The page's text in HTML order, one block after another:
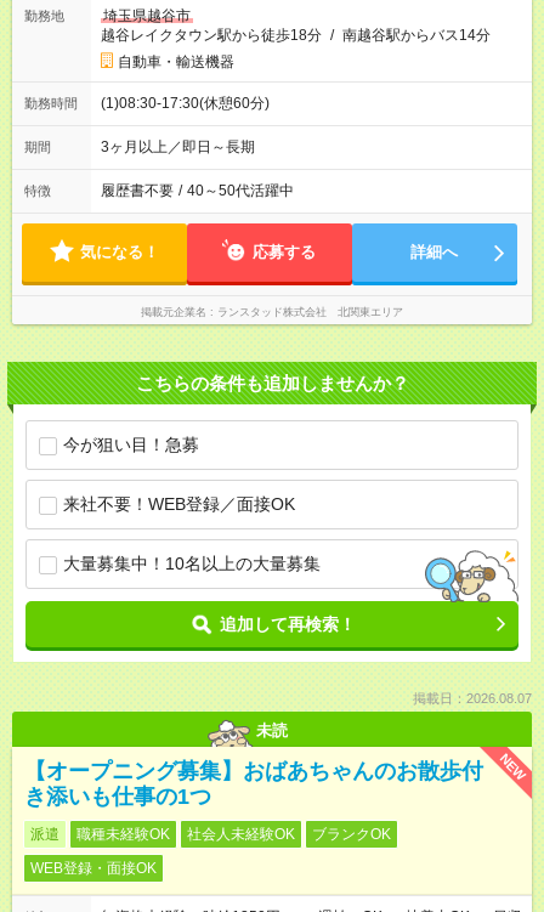
勤務地
埼玉県越谷市
越谷レイクタウン駅から徒歩18分 / 南越谷駅からバス14分
自動車・輸送機器
勤務時間 (1)08:30-17:30(休憩60分)
期間 3ヶ月以上／即日～長期
特徴 履歴書不要 / 40～50代活躍中
気になる！ 応募する 詳細へ
掲載元企業名 ランスタッド株式会社 北関東エリア
こちらの条件も追加しませんか？
今が狙い目！急募
来社不要！WEB登録／面接OK
大量募集中！10名以上の大量募集
追加して再検索！
掲載日：2026.08.07
未読
NEW
【オープニング募集】おばあちゃんのお散歩付
き添いも仕事の1つ
派遣 職種未経験OK 社会人未経験OK
ブランクOK
WEB登録・面接OK